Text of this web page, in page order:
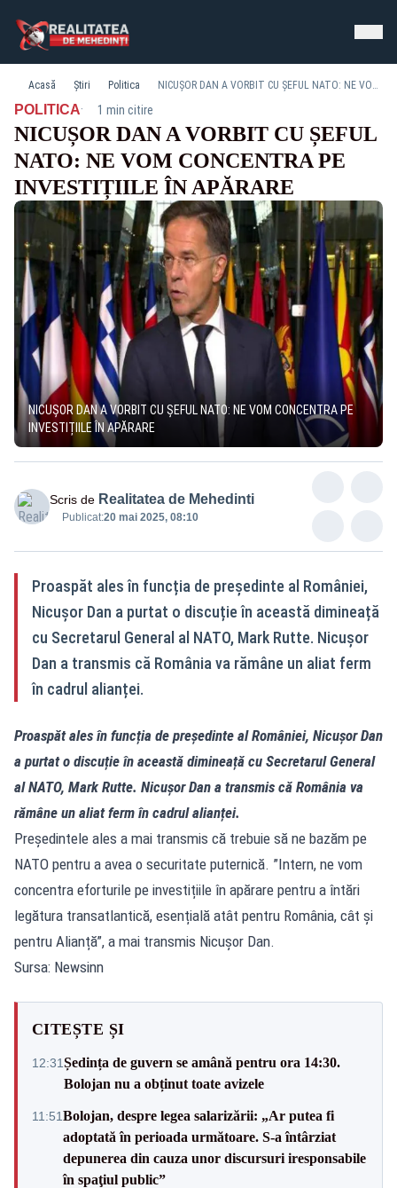
Acasă Știri Politica NICUȘOR DAN A VORBIT CU ȘEFUL NATO: NE VOM CONCENTRA PE INVESTIȚIILE ÎN APĂRARE
POLITICA· 1 min citire
NICUȘOR DAN A VORBIT CU ȘEFUL
NATO: NE VOM CONCENTRA PE
INVESTIȚIILE ÎN APĂRARE
NICUȘOR DAN A VORBIT CU ȘEFUL NATO: NE VOM CONCENTRA PE
INVESTIȚIILE ÎN APĂRARE
Scris de Realitatea de Mehedinti
Publicat:20 mai 2025, 08:10
Proaspăt ales în funcția de președinte al României,
Nicușor Dan a purtat o discuție în această dimineață
cu Secretarul General al NATO, Mark Rutte. Nicușor
Dan a transmis că România va rămâne un aliat ferm
în cadrul alianței.
Proaspăt ales în funcția de președinte al României, Nicușor Dan
a purtat o discuție în această dimineață cu Secretarul General
al NATO, Mark Rutte. Nicușor Dan a transmis că România va
rămâne un aliat ferm în cadrul alianței.
Președintele ales a mai transmis că trebuie să ne bazăm pe
NATO pentru a avea o securitate puternică. ”Intern, ne vom
concentra eforturile pe investițiile în apărare pentru a întări
legătura transatlantică, esențială atât pentru România, cât și
pentru Alianță”, a mai transmis Nicușor Dan.
Sursa: Newsinn
CITEȘTE ȘI
12:31Ședința de guvern se amână pentru ora 14:30.
Bolojan nu a obținut toate avizele
11:51Bolojan, despre legea salarizării: „Ar putea fi
adoptată în perioada următoare. S-a întârziat
depunerea din cauza unor discursuri iresponsabile
în spaţiul public”